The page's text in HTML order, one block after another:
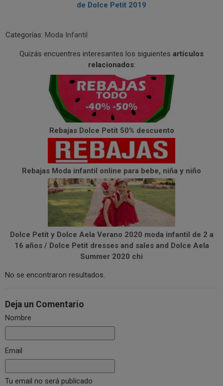
de Dolce Petit 2019
Categorías: Moda Infantil
Quizás encuentres interesantes los siguientes artículos
relacionados:
Rebajas Dolce Petit 50% descuento
Rebajas Moda infantil online para bebe, niña y niño
Dolce Petit y Dolce Aela Verano 2020 moda infantil de 2 a
16 años / Dolce Petit dresses and sales and Dolce Aela
Summer 2020 chi
No se encontraron resultados.
Deja un Comentario
Nombre
Email
Tu email no será publicado